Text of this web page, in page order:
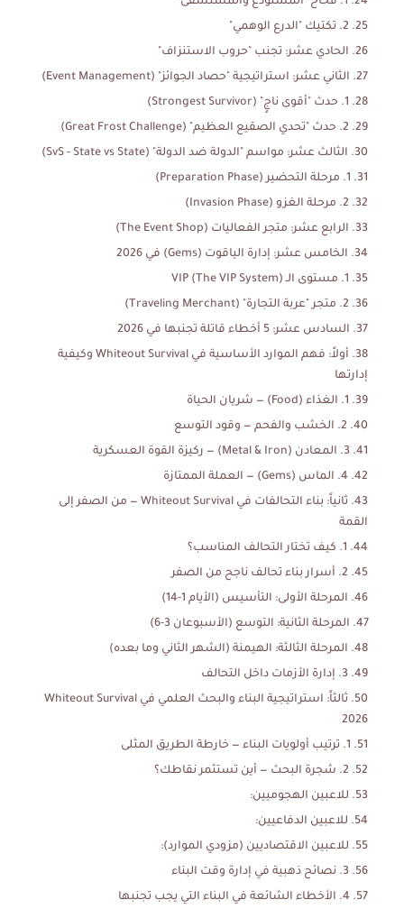
2. تكتيك "الدرع الوهمي"
الحادي عشر: تجنب "حروب الاستنزاف"
الثاني عشر: استراتيجية "حصاد الجوائز" (Event Management)
1. حدث "أقوى ناجٍ" (Strongest Survivor)
2. حدث "تحدي الصقيع العظيم" (Great Frost Challenge)
الثالث عشر: مواسم "الدولة ضد الدولة" (SvS - State vs State)
1. مرحلة التحضير (Preparation Phase)
2. مرحلة الغزو (Invasion Phase)
الرابع عشر: متجر الفعاليات (The Event Shop)
الخامس عشر: إدارة الياقوت (Gems) في 2026
1. مستوى الـ VIP (The VIP System)
2. متجر "عربة التجارة" (Traveling Merchant)
السادس عشر: 5 أخطاء قاتلة تجنبها في 2026
أولاً: فهم الموارد الأساسية في Whiteout Survival وكيفية
إدارتها
1. الغذاء (Food) — شريان الحياة
2. الخشب والفحم — وقود التوسع
3. المعادن (Metal & Iron) — ركيزة القوة العسكرية
4. الماس (Gems) — العملة الممتازة
ثانياً: بناء التحالفات في Whiteout Survival — من الصفر إلى
القمة
1. كيف تختار التحالف المناسب؟
2. أسرار بناء تحالف ناجح من الصفر
المرحلة الأولى: التأسيس (الأيام 1-14)
المرحلة الثانية: التوسع (الأسبوعان 3-6)
المرحلة الثالثة: الهيمنة (الشهر الثاني وما بعده)
3. إدارة الأزمات داخل التحالف
ثالثاً: استراتيجية البناء والبحث العلمي في Whiteout Survival
2026
1. ترتيب أولويات البناء — خارطة الطريق المثلى
2. شجرة البحث — أين تستثمر نقاطك؟
للاعبين الهجوميين:
للاعبين الدفاعيين:
للاعبين الاقتصاديين (مزودي الموارد):
3. نصائح ذهبية في إدارة وقت البناء
4. الأخطاء الشائعة في البناء التي يجب تجنبها